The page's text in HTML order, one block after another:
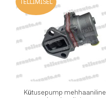
Lisa võrdlusesse
TELLIMISEL
Kütusepump mehhaaniline